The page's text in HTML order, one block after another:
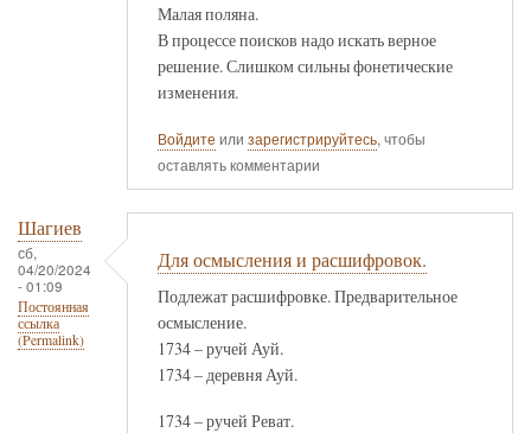
Малая поляна.
В процессе поисков надо искать верное
решение. Слишком сильны фонетические
изменения.
Войдите или зарегистрируйтесь, чтобы
оставлять комментарии
Шагиев
сб,
04/20/2024
- 01:09
Постоянная
ссылка
(Permalink)
Для осмысления и расшифровок.
Подлежат расшифровке. Предварительное
осмысление.
1734 – ручей Ауй.
1734 – деревня Ауй.
1734 – ручей Реват.